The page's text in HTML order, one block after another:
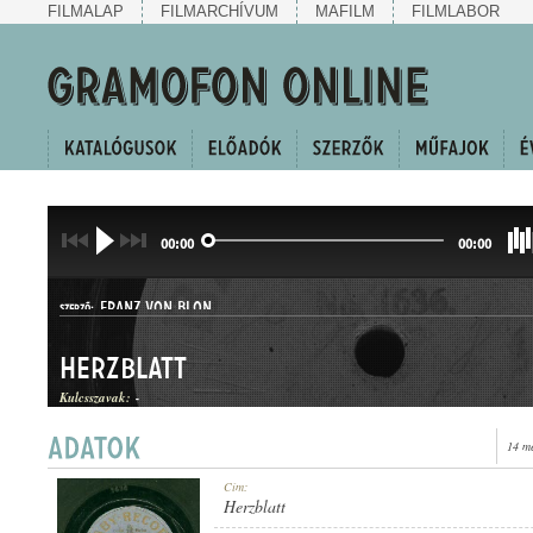
FILMALAP FILMARCHÍVUM MAFILM FILMLABOR
00:00 00:00
SZERZŐ: FRANZ VON BLON
MAZURKA
Herzblatt
Kulcsszavak: -
14
Cím:
Herzblatt